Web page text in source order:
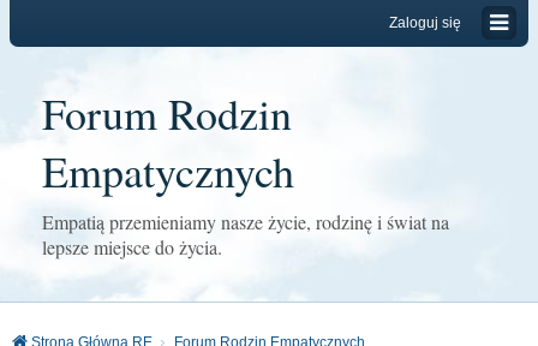
Zaloguj się
Forum Rodzin
Empatycznych
Empatią przemieniamy nasze życie, rodzinę i świat na
lepsze miejsce do życia.
Strona Główna RE Forum Rodzin Empatycznych